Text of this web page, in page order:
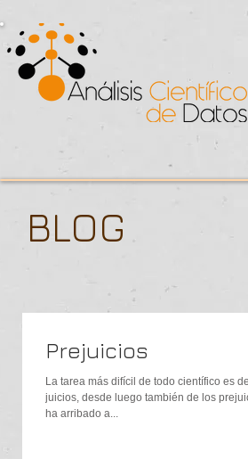
BLOG
Prejuicios
La tarea más difícil de todo científico es
juicios, desde luego también de los
ha arribado a...